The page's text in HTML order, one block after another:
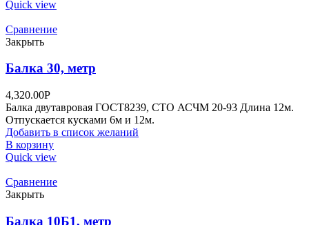
Quick view
Сравнение
Закрыть
Балка 30, метр
4,320.00Р
Балка двутавровая ГОСТ8239, СТО АСЧМ 20-93 Длина 12м.
Отпускается кусками 6м и 12м.
Добавить в список желаний
В корзину
Quick view
Сравнение
Закрыть
Балка 10Б1, метр